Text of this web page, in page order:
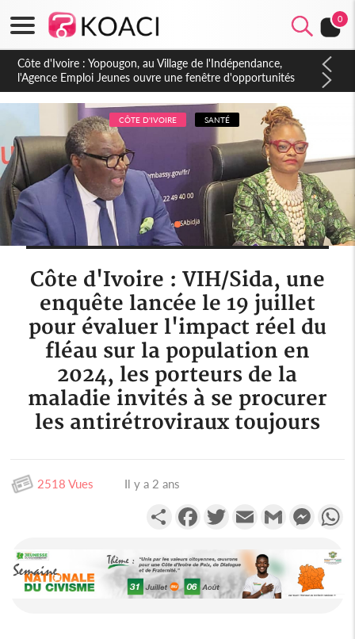
0
Côte d'Ivoire : CHU de Treichville, après la fronde, les agents
contractuels obtiennent un accord avec la direction sur les
arriérés du SMIG 2023
CÔTE D'IVOIRE SANTÉ
Côte d'Ivoire : VIH/Sida, une
enquête lancée le 19 juillet
pour évaluer l'impact réel du
fléau sur la population en
2024, les porteurs de la
maladie invités à se procurer
les antirétroviraux toujours
2518 Vues Il y a 2 ans
PartagerFacebookTwitterEmail Gmail